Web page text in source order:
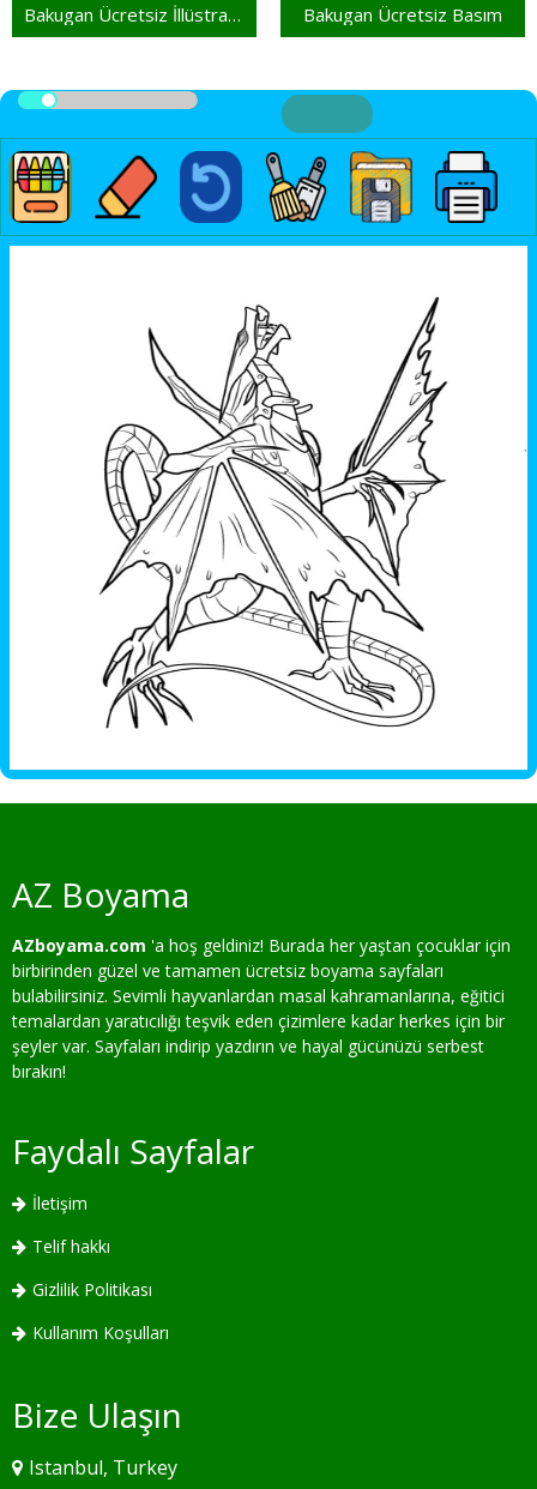
Bakugan Ücretsiz İllüstrasyon Bakugan Ücretsiz Basım
AZ Boyama
AZboyama.com 'a hoş geldiniz! Burada her yaştan çocuklar için
birbirinden güzel ve tamamen ücretsiz boyama sayfaları
bulabilirsiniz. Sevimli hayvanlardan masal kahramanlarına, eğitici
temalardan yaratıcılığı teşvik eden çizimlere kadar herkes için bir
şeyler var. Sayfaları indirip yazdırın ve hayal gücünüzü serbest
bırakın!
Faydalı Sayfalar
İletişim
Telif hakkı
Gizlilik Politikası
Kullanım Koşulları
Bize Ulaşın
Istanbul, Turkey